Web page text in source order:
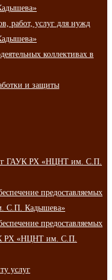
работ, услуг для нужд
коллективах в
и защиты
ГАУК РХ «НЦНТ им. С.П.
предоставляемых
С.П. Кадышева»
предоставляемых
РХ «НЦНТ им. С.П.
услуг